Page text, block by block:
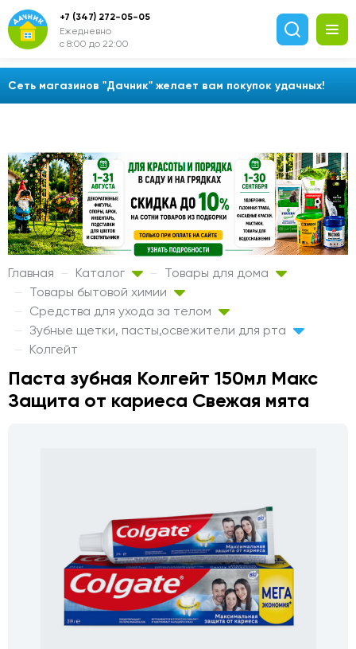
Сеть магазинов "Дачник" желает вам покупок удачных!
+7 (347) 272-05-05
Ежедневно
с 8:00 до 22:00
Главная Каталог
Товары для дома
Товары бытовой химии
Средства для ухода за телом
Зубные щетки, пасты,освежители для рта
Колгейт
Паста зубная Колгейт 150мл Макс
Защита от кариеса Свежая мята